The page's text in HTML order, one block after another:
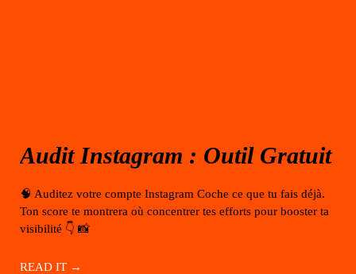
Audit Instagram : Outil Gratuit
🧠 Auditez votre compte Instagram Coche ce que tu fais déjà.
Ton score te montrera où concentrer tes efforts pour booster ta
visibilité 👇 📸
READ IT →